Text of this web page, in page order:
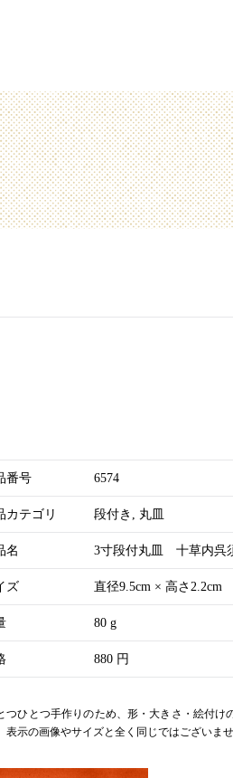
番号 6574
カテゴリ 段付き 丸皿
名 3寸段付丸皿 十草内呉
ズ 直径9.5cm × 高さ2.2cm
80 g
880 円
つひとつ手作りのため、形・大きさ・絵付け
表示の画像やサイズと全く同じではございま